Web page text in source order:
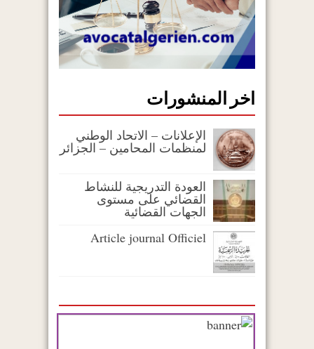
اخر المنشورات
الإعلانات – الاتحاد الوطني
لمنظمات المحامين – الجزائر
العودة التدريجية للنشاط
القضائي على مستوى
الجهات القضائية
Article journal Officiel